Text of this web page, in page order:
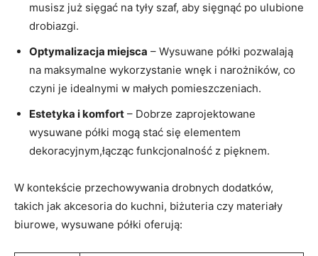
musisz już sięgać ⁢na ⁣tyły szaf, aby sięgnąć po ​ulubione
drobiazgi.
Optymalizacja miejsca –‍ Wysuwane półki pozwalają
na maksymalne wykorzystanie​ wnęk i narożników, ‌co
czyni ⁣je idealnymi w małych pomieszczeniach.
Estetyka ‌i komfort –⁤ Dobrze zaprojektowane
wysuwane półki ‌mogą stać się elementem
dekoracyjnym,łącząc‌ funkcjonalność z pięknem.
W ⁣kontekście przechowywania drobnych dodatków,
takich jak akcesoria do kuchni, biżuteria czy materiały
biurowe, ‍wysuwane półki oferują: